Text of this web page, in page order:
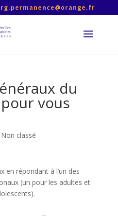
du
pour vous
Non classé
en répondant à l’un des
(un pour les adultes et